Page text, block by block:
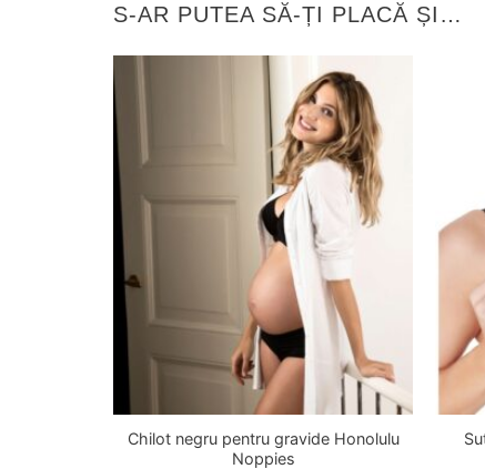
S-AR PUTEA SĂ-ȚI PLACĂ ȘI…
❤
Adauga
in
wishlist!
Chilot negru pentru gravide Honolulu
Noppies